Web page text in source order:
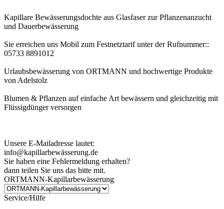
Kapillare Bewässerungsdochte aus Glasfaser zur Pflanzenanzucht
und Dauerbewässerung
Sie erreichen uns Mobil zum Festnetztarif unter der Rufnummer::
05733 8891012
Urlaubsbewässerung von ORTMANN und hochwertige Produkte
von Adelstolz
Blumen & Pflanzen auf einfache Art bewässern und gleichzeitig mit
Flüssigdünger versorgen
Unsere E-Mailadresse lautet:
info@kapillarbewässerung.de
Sie haben eine Fehlermeldung erhalten?
dann teilen Sie uns das bitte mit.
ORTMANN-Kapillarbewässerung
Service/Hilfe